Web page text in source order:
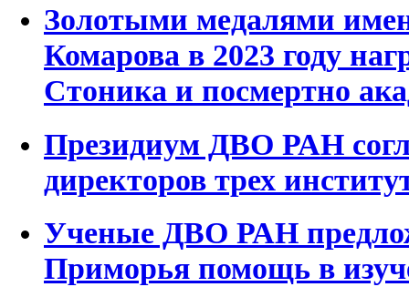
Золотыми медалями
Комарова в 2023 году
Стоника и посмертно
Президиум ДВО РАН
директоров трех
Ученые ДВО РАН
Приморья помощь в